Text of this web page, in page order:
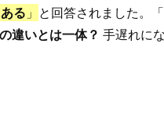
ある 」 と回答されました。「
違いとは一体？ 手遅れに